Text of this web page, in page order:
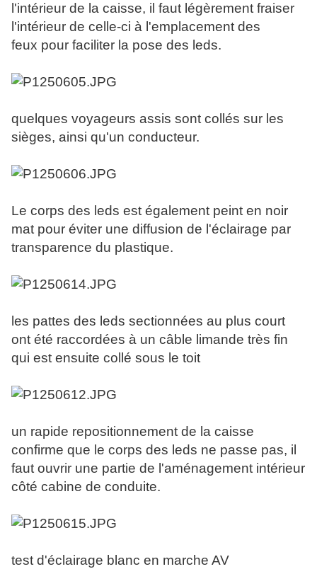
l'intérieur de la caisse, il faut légèrement fraiser
l'intérieur de celle-ci à l'emplacement des
feux pour faciliter la pose des leds.
quelques voyageurs assis sont collés sur les
sièges, ainsi qu'un conducteur.
Le corps des leds est également peint en noir
mat pour éviter une diffusion de l'éclairage par
transparence du plastique.
les pattes des leds sectionnées au plus court
ont été raccordées à un câble limande très fin
qui est ensuite collé sous le toit
un rapide repositionnement de la caisse
confirme que le corps des leds ne passe pas, il
faut ouvrir une partie de l'aménagement intérieur
côté cabine de conduite.
test d'éclairage blanc en marche AV